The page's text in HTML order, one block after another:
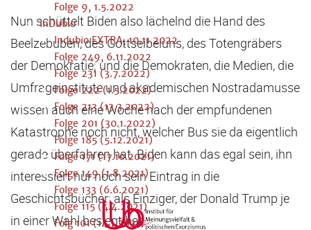
Folge 9, 1.5.2022
InDubio
Indubio EXTRA, 10.11.2022
Folge 249, 6.11.2022
Folge 231 (3.7.2022)
Folge 222 (1.5.2022)
Folge 213 (13.3.2022)
Folge 201 (30.1.2022)
Folge 185 (5.12.2021)
Folge 171 (17.10.2021)
Folge 149 (1.8.2021)
Folge 133 (6.6.2021)
Folge 115 (4.4.2021)
Folg 101 (14.1.2021)
Nun schüttelt Biden also lächelnd die Hand des
Beelzebuben, des Gottseibeiuns, des Totengräbers
der Demokratie; und die Demokraten, die Medien, die
Umfrageinstitute und akademischen Nostradamusse
wissen auch eine Woche nach der empfundenen
Katastrophe noch nicht, welcher Bus sie da eigentlich
gerade überfahren hat. Biden kann das egal sein, ihn
interessiert nur noch sein Eintrag in die
Geschichtsbücher: als Einziger, der Donald Trump je
in einer Wahl besiegt hat.